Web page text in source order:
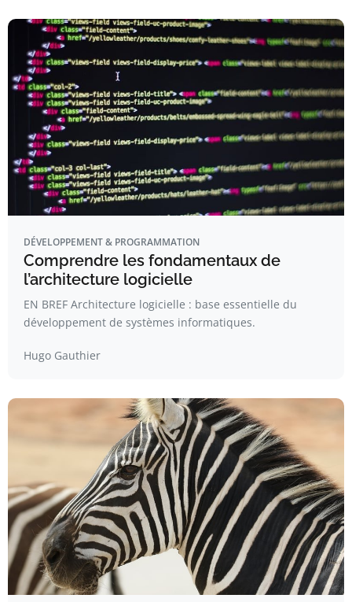
DÉVELOPPEMENT & PROGRAMMATION
Comprendre les fondamentaux de
l’architecture logicielle
EN BREF Architecture logicielle : base essentielle du
développement de systèmes informatiques.
Hugo Gauthier